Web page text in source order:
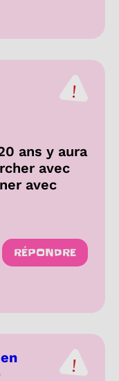
ans y aura
avec
avec
RÉPONDRE